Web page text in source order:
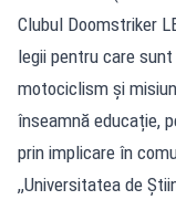
Clubul Doomstriker
legii pentru care
motociclism și
înseamnă educație,
prin implicare în
,,Universitatea de